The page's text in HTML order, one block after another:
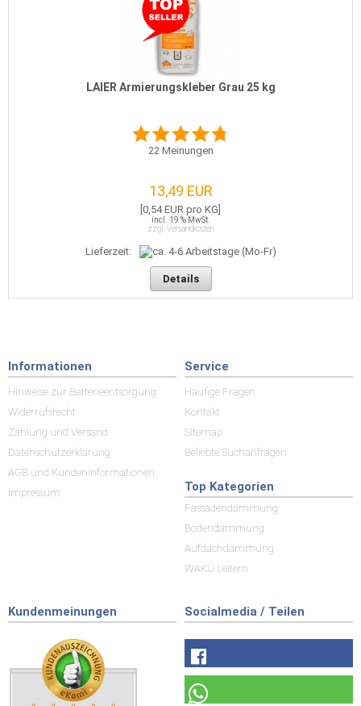
LAIER Armierungskleber Grau 25 kg
22Meinungen
13,49 EUR
[0,54 EUR pro KG]
incl. 19 % MwSt.
zzgl. Versandkosten
Lieferzeit:
Details
Informationen
Hinweise zur Batterieentsorgung
Widerrufsrecht
Zahlung und Versand
Datenschutzerklärung
AGB und Kundeninformationen
Impressum
Service
Häufige Fragen
Kontakt
Sitemap
Beliebte Suchanfragen
Top Kategorien
Fassadendämmung
Bodendämmung
Aufdachdämmung
WAKÜ Leitern
Kundenmeinungen Socialmedia / Teilen